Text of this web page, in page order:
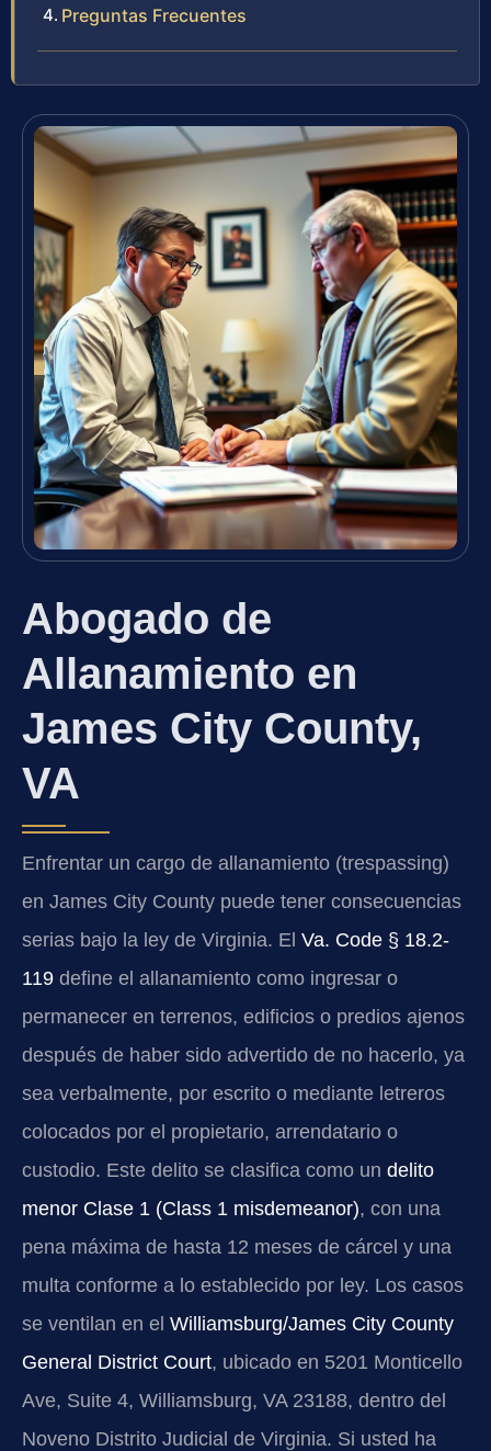
Preguntas Frecuentes
Abogado de
Allanamiento en
James City County,
VA
Enfrentar un cargo de allanamiento (trespassing)
en James City County puede tener consecuencias
serias bajo la ley de Virginia. El Va. Code § 18.2-
119 define el allanamiento como ingresar o
permanecer en terrenos, edificios o predios ajenos
después de haber sido advertido de no hacerlo, ya
sea verbalmente, por escrito o mediante letreros
colocados por el propietario, arrendatario o
custodio. Este delito se clasifica como un delito
menor Clase 1 (Class 1 misdemeanor), con una
pena máxima de hasta 12 meses de cárcel y una
multa conforme a lo establecido por ley. Los casos
se ventilan en el Williamsburg/James City County
General District Court, ubicado en 5201 Monticello
Ave, Suite 4, Williamsburg, VA 23188, dentro del
Noveno Distrito Judicial de Virginia. Si usted ha